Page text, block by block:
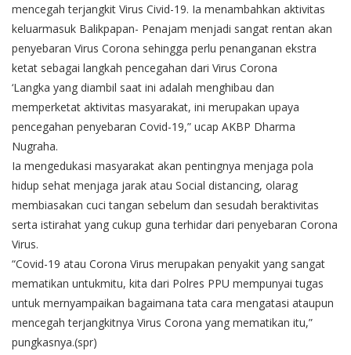
mencegah terjangkit Virus Civid-19. Ia menambahkan aktivitas
keluarmasuk Balikpapan- Penajam menjadi sangat rentan akan
penyebaran Virus Corona sehingga perlu penanganan ekstra
ketat sebagai langkah pencegahan dari Virus Corona
‘Langka yang diambil saat ini adalah menghibau dan
memperketat aktivitas masyarakat, ini merupakan upaya
pencegahan penyebaran Covid-19,” ucap AKBP Dharma
Nugraha.
Ia mengedukasi masyarakat akan pentingnya menjaga pola
hidup sehat menjaga jarak atau Social distancing, olarag
membiasakan cuci tangan sebelum dan sesudah beraktivitas
serta istirahat yang cukup guna terhidar dari penyebaran Corona
Virus.
“Covid-19 atau Corona Virus merupakan penyakit yang sangat
mematikan untukmitu, kita dari Polres PPU mempunyai tugas
untuk mernyampaikan bagaimana tata cara mengatasi ataupun
mencegah terjangkitnya Virus Corona yang mematikan itu,”
pungkasnya.(spr)